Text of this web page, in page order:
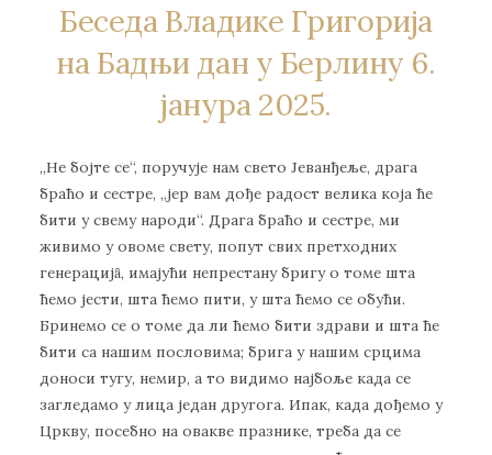
Беседа Владике Григорија
на Бадњи дан у Берлину 6.
јанура 2025.
„Не бојте се“, поручује нам свето Јеванђеље, драга
браћо и сестре, „јер вам дође радост велика која ће
бити у свему народи“. Драга браћо и сестре, ми
живимо у овоме свету, попут свих претходних
генерацијȃ, имајући непрестану бригу о томе шта
ћемо јести, шта ћемо пити, у шта ћемо се обући.
Бринемо се о томе да ли ћемо бити здрави и шта ће
бити са нашим пословима; брига у нашим срцима
доноси тугу, немир, а то видимо најбоље када се
загледамо у лица један другога. Ипак, када дођемо у
Цркву, посебно на овакве празнике, треба да се